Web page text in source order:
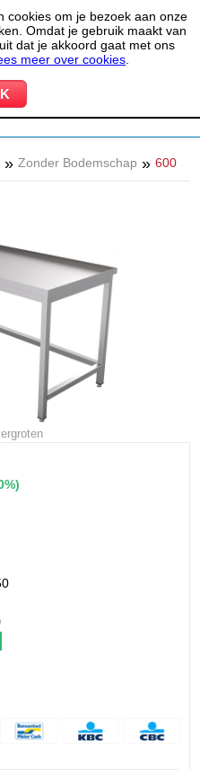
cookies om je bezoek aan onze
Omdat je gebruik maakt van
dat je akkoord gaat met ons
meer over cookies
WINKELWAGEN
» Zonder Bodemschap » 600